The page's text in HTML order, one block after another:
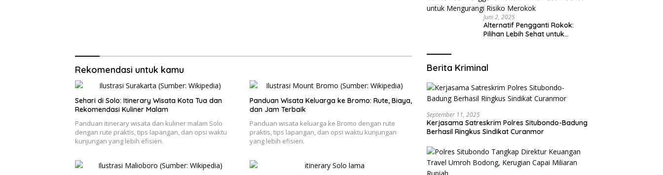
Rekomendasi untuk kamu
Sehari di Solo: Itinerary Wisata Kota Tua dan
Rekomendasi Kuliner Malam
Panduan itinerary wisata dan kuliner malam Solo
dengan rute praktis, tips lapangan, dan opsi waktu
kunjungan yang lebih efisien.
Panduan Wisata Keluarga ke Bromo: Rute, Biaya,
dan Jam Terbaik
Panduan wisata keluarga ke Bromo dengan rute
praktis, tips lapangan, dan opsi waktu kunjungan
yang lebih efisien.
Juni 2, 2025
Alternatif Pengganti Rokok:
Pilihan Lebih Sehat untuk
Berita Kriminal
September 11, 2025
Kerjasama Satreskrim Polres Situbondo-Badung
Berhasil Ringkus Sindikat Curanmor